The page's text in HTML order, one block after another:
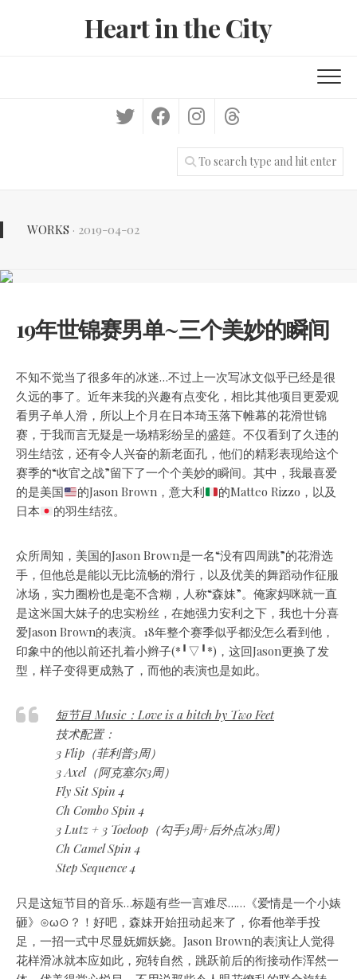
Heart in the City
WORKS · 2019-04-02
19年世锦赛男单~三个美妙的瞬间
不知不觉当了很多年的冰迷…不过上一次写冰文似乎已经是很
久远的事了。近年来我的兴趣有点变化，相比其他项目更爱观
看男子单人滑，所以上个月在日本琦玉落下帷幕的花滑世锦
赛， 于我而言无疑是一场精彩纷呈的盛筵。不仅看到了久违的
羽生结弦，还有令人兴奋的新老面孔，他们的精彩表现给这个
赛季的“收官之战”留下了一个个美妙的瞬间。其中，我最喜爱
的是美国
的Jason Brown，意大利
的Matteo Rizzo，以及
日本
的羽生结弦。
众所周知，美国的Jason Brown是一名“没有四周跳”的花滑选
手，但他总是能以无比流畅的滑行，以及优美的舞蹈动作征服
冰场，实力圈粉也是毫不含糊，人称“森妹”。俺家妈咪就一直
是这米国大妹子的忠实粉丝，在她强力安利之下，我也十分喜
爱Jason Brown的表演。18年整个赛季似乎都没怎么看到他，
印象中的他以前还扎着小辫子(*╹▽╹*)，这回Jason更换了发
型，样子变得更成熟了，而他的表演也是如此。
短节目 Music：Love is a bitch by Two Feet
技术配置：
3 Flip（菲利普3周）
3 Axel（阿克塞尔3周）
Fly Sit Spin 4
Ch Combo Spin 4
3 Lutz + 3 Toeloop（勾手3周+后外点冰3周）
Ch Camel Spin 4
Step Sequence 4
只是这短节目的音乐…标题有些一言难尽……《爱情是一个小婊
砸》⊙ω⊙？！好吧，森妹开始扭动起来了，你看他举手投
足，一招一式中尽显妩媚妖娆。Jason Brown的表演让人觉得
花样滑冰就本应如此，宛转自然，跳跃前后的衔接动作浑然一